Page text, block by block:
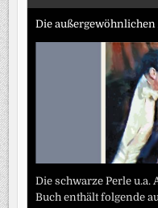
Die
Die schwarze Perle u.a.
Buch enthält folgende